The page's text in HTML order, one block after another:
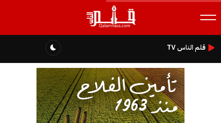
قلم الناس TV